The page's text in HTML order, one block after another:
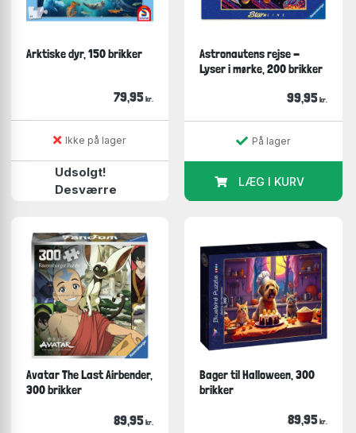
Arktiske dyr, 150 brikker
79,95 kr.
Ikke på lager
Udsolgt!
Desværre
Astronautens rejse -
Lyser i mørke, 200 brikker
99,95 kr.
På lager
LÆG I KURV
Avatar The Last Airbender,
300 brikker
89,95 kr.
Bager til Halloween, 300
brikker
89,95 kr.